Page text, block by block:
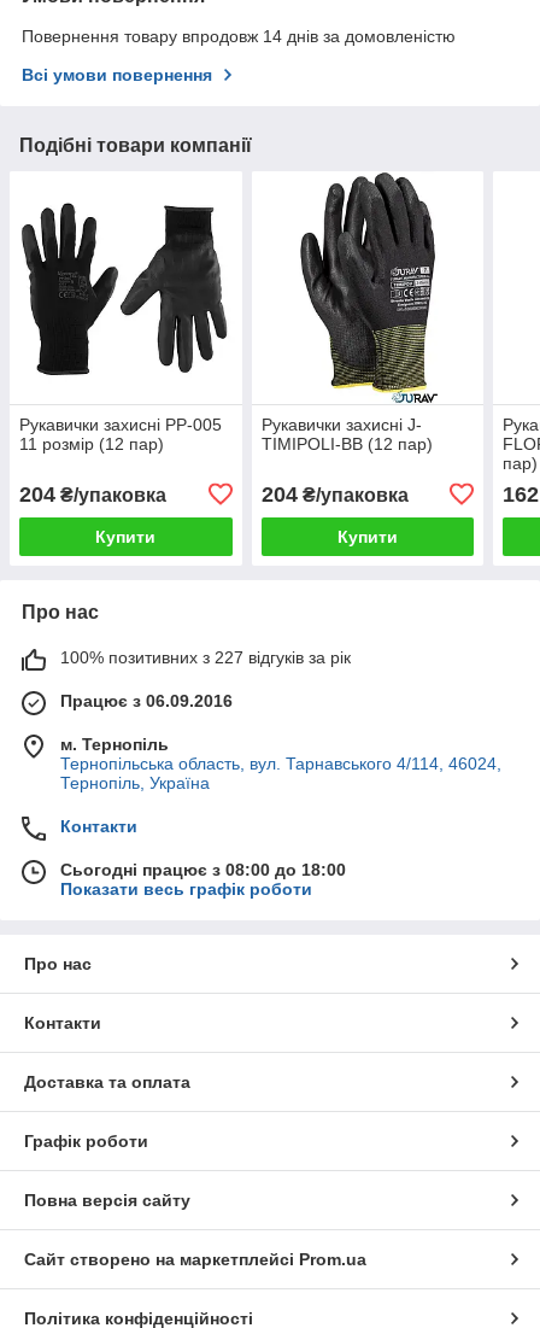
Повернення товару впродовж 14 днів за домовленістю
Всі умови повернення
Подібні товари компанії
Рукавички захисні PP-005
11 розмір (12 пар)
204 ₴/упаковка
Купити
Рукавички захисні J-
TIMIPOLI-BB (12 пар)
204₴/упаковка
Купити
пар)
162
Про нас
100% позитивних з 227 відгуків за рік
Працює з 06.09.2016
м. Тернопіль
Тернопільська область, вул. Тарнавського 4/114, 46024,
Тернопіль, Україна
Контакти
Сьогодні працює з 08:00 до 18:00
Показати весь графік роботи
Про нас
Контакти
Доставка та оплата
Графік роботи
Повна версія сайту
Сайт створено на маркетплейсі Prom.ua
Політика конфіденційності